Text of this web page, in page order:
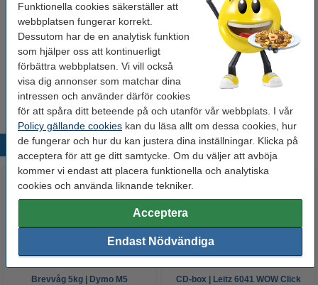
Funktionella cookies säkerställer att
webbplatsen fungerar korrekt.
Dessutom har de en analytisk funktion
som hjälper oss att kontinuerligt
förbättra webbplatsen. Vi vill också
visa dig annonser som matchar dina
intressen och använder därför cookies
för att spåra ditt beteende på och utanför vår webbplats. I vår
Policy gällande cookies kan du läsa allt om dessa cookies, hur
de fungerar och hur du kan justera dina inställningar. Klicka på
acceptera för att ge ditt samtycke. Om du väljer att avböja
kommer vi endast att placera funktionella och analytiska
cookies och använda liknande tekniker.
Acceptera
Endast Nödvändiga
CD/DVD etiketter | FSC(R) certifierade | 2st/ark
vertikalt | 25 ark
100 kr
Märkpenna CD/DVD 1.0mm | 123ink | sorterade
färger | 3st
49,50 kr
Populära produkter
Brevvåg 5kg | Dymo M5
CD-box | Leitz 6041 WOW Click